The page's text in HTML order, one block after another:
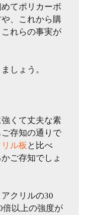
てポリカーボ
、これから購
れらの事実が
しょう。
くて丈夫な素
存知の通りで
ル板 と比べ
ご存知でしょ
クリルの30
倍以上の強度が